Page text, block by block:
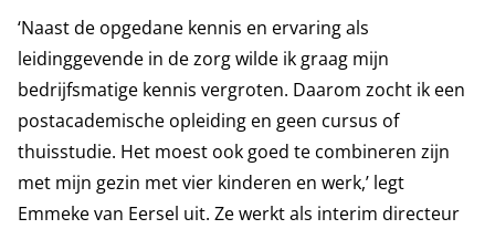
‘Naast de opgedane kennis en ervaring als
leidinggevende in de zorg wilde ik graag mijn
bedrijfsmatige kennis vergroten. Daarom zocht ik een
postacademische opleiding en geen cursus of
thuisstudie. Het moest ook goed te combineren zijn
met mijn gezin met vier kinderen en werk,’ legt
Emmeke van Eersel uit. Ze werkt als interim directeur